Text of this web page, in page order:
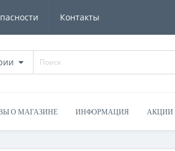
Контакты
О МАГАЗИНЕ ИНФОРМАЦИЯ АКЦИИ